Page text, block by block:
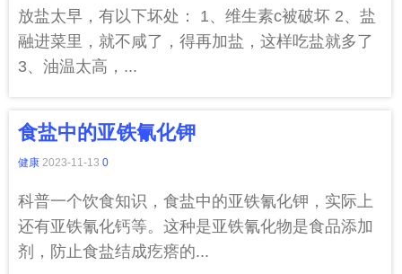
放盐太早，有以下坏处： 1、维生素c被破坏 2、盐
融进菜里，就不咸了，得再加盐，这样吃盐就多了
3、油温太高，...
食盐中的亚铁氰化钾
健康 2023-11-13 0
科普一个饮食知识，食盐中的亚铁氰化钾，实际上
还有亚铁氰化钙等。这种是亚铁氰化物是食品添加
剂，防止食盐结成疙瘩的...